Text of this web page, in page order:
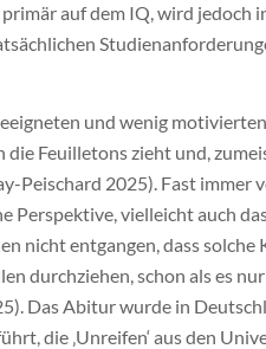
auf dem IQ, wird jedoch
und wenig
die Feuilletons zieht und,
Peischard 2025). Fast immer
Perspektive, vielleicht auch
nicht entgangen, dass
durchziehen, schon als es
Das Abitur wurde in
die ‚Unreifen‘ aus den